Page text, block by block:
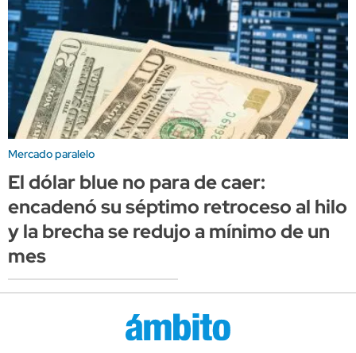
Mercado paralelo
El dólar blue no para de caer:
encadenó su séptimo retroceso al hilo
y la brecha se redujo a mínimo de un
mes